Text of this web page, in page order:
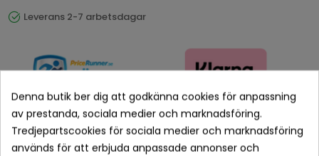
Leverans 2-7 arbetsdagar
Denna butik ber dig att godkänna cookies för anpassning
av prestanda, sociala medier och marknadsföring.
Tredjepartscookies för sociala medier och marknadsföring
används för att erbjuda anpassade annonser och